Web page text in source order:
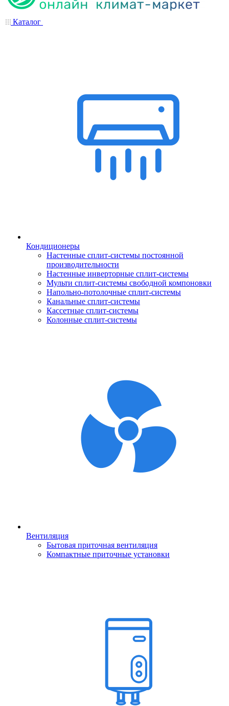
Каталог
Кондиционеры
Настенные сплит-системы постоянной
производительности
Настенные инверторные сплит-системы
Мульти сплит-системы свободной компоновки
Напольно-потолочные сплит-системы
Канальные сплит-системы
Кассетные сплит-системы
Колонные сплит-системы
Вентиляция
Бытовая приточная вентиляция
Компактные приточные установки